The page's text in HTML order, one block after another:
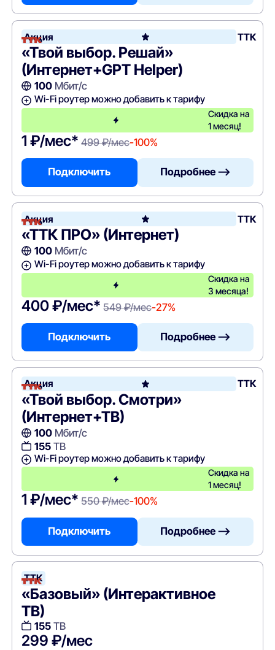
Акция ТТК
«Твой выбор. Решай»
(Интернет+GPT Helper)
100Мбит/с
Wi-Fi роутер можно добавить к тарифу
Скидка на
1 месяц!
1 ₽/мес* 499 ₽/мес-100%
Подключить Подробнее —>
Акция ТТК
«ТТК ПРО» (Интернет)
100Мбит/с
Wi-Fi роутер можно добавить к тарифу
Скидка на
3 месяца!
400 ₽/мес* 549 ₽/мес-27%
Подключить Подробнее —>
Акция ТТК
«Твой выбор. Смотри»
(Интернет+ТВ)
100Мбит/с
155ТВ
Wi-Fi роутер можно добавить к тарифу
Скидка на
1 месяц!
1 ₽/мес* 550 ₽/мес-100%
Подключить Подробнее —>
ТТК
«Базовый» (Интерактивное
ТВ)
155ТВ
299 ₽/мес